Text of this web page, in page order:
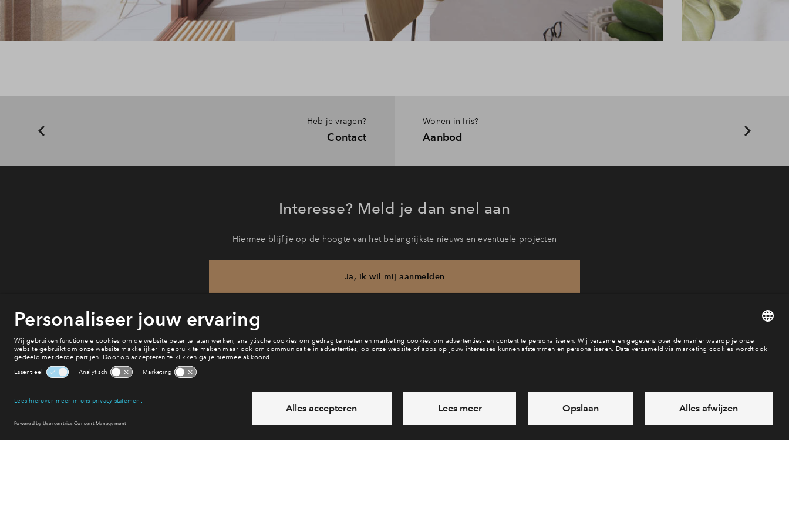
Heb je vragen?
Contact
Wonen in Iris?
Aanbod
Interesse? Meld je dan snel aan
Hiermee blijf je op de hoogte van het belangrijkste nieuws en eventuele projecten
Ja, ik wil mij aanmelden
Heb je een vraag en wil je direct antwoord? Bel ons op
6 dagen per week beschikbaar (behalve tijdens feestdagen)
via telefoon